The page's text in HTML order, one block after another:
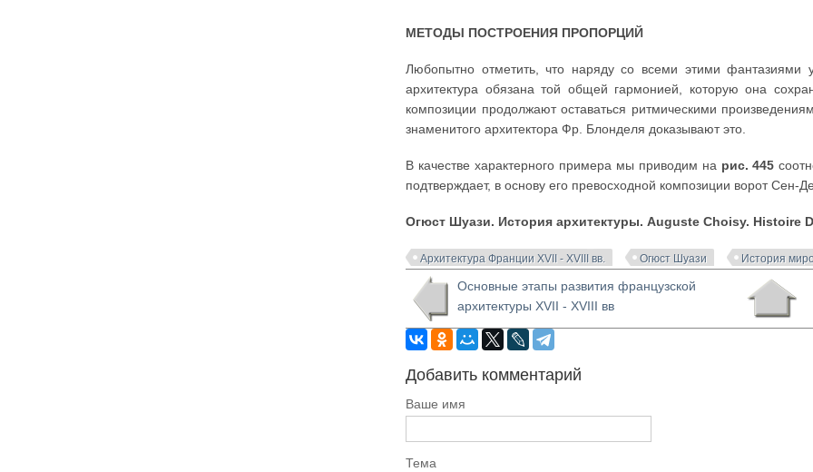
МЕТОДЫ ПОСТРОЕНИЯ ПРОПОРЦИЙ
Любопытно отметить, что наряду со всеми этими фантазиями
архитектура обязана той общей гармонией, которую она
композиции продолжают оставаться ритмическими
знаменитого архитектора Фр. Блонделя доказывают это.
В качестве характерного примера мы приводим на рис. 445
подтверждает, в основу его превосходной композиции ворот Сен-
Огюст Шуази. История архитектуры. Auguste Choisy. Histoire
Архитектура Франции XVII - XVIII вв. Огюст Шуази История
Основные этапы развития французской
архитектуры XVII - XVIII вв
Добавить комментарий
Ваше имя
Тема